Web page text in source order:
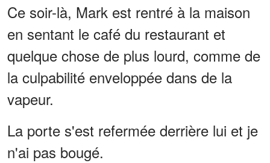
Ce soir-là, Mark est rentré à la maison
en sentant le café du restaurant et
quelque chose de plus lourd, comme de
la culpabilité enveloppée dans de la
vapeur.
La porte s'est refermée derrière lui et je
n'ai pas bougé.